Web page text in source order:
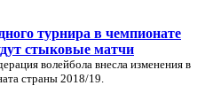
турнира в чемпионате
стыковые матчи
волейбола внесла изменения в
страны 2018/19.